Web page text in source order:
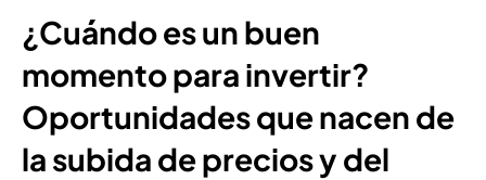
¿Cuándo es un buen
momento para invertir?
Oportunidades que nacen de
la subida de precios y del